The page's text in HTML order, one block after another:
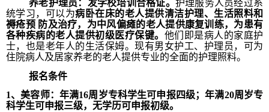
养老护理员：发学校培训合格证。 护理服务人员经过系
统学习，可以为病卧在床的老人提供清洁护理、生活照料和
褥疮预 防及治疗，为中风偏瘫的老人提供康复训练，为患有
各种疾病的老人提供初级医疗保键。 他们即是病人的家庭护
士，也是老年人的生活保姆。现有男女护工、护理员，可为
住院病人及居家养老的老人提供专业的全面的护理照料。
报名条件
1、美容师：年满16周岁专科学生可申报四级；年满20周岁专
科学生可申报三级，无学历可申报初级。